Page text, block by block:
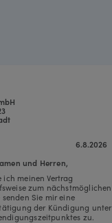
6.8.2026
meinen Vertrag
zum nächstmöglichen
Sie mir eine
der Kündigung unter
zu.
und Herren,